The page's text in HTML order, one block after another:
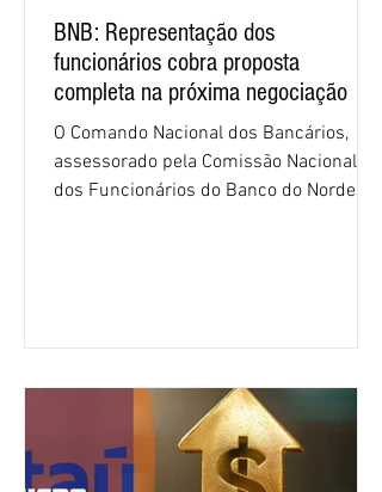
BNB: Representação dos
funcionários cobra proposta
completa na próxima negociação
O Comando Nacional dos Bancários,
assessorado pela Comissão Nacional
dos Funcionários do Banco do Nordeste
negociação encerrou a discussão das
cláusulas econômicas e sindicais da
minuta, e a representação dos
funcionários cobrou que o banco